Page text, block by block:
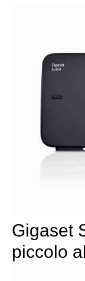
Gigaset
piccolo